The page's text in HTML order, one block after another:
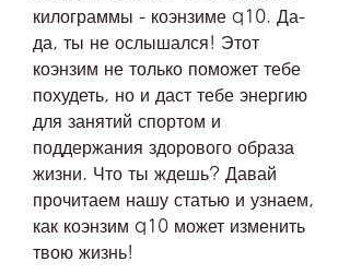
килограммы - коэнзиме q10. Да-
да, ты не ослышался! Этот
коэнзим не только поможет тебе
похудеть, но и даст тебе энергию
для занятий спортом и
поддержания здорового образа
жизни. Что ты ждешь? Давай
прочитаем нашу статью и узнаем,
как коэнзим q10 может изменить
твою жизнь!